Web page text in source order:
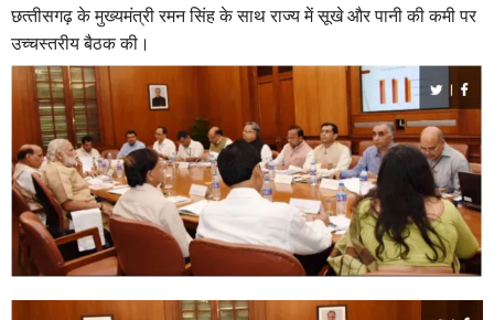
छत्‍तीसगढ़ के मुख्‍यमंत्री रमन सिंह के साथ राज्य में सूखे और पानी की कमी पर
उच्‍चस्‍तरीय बैठक की।